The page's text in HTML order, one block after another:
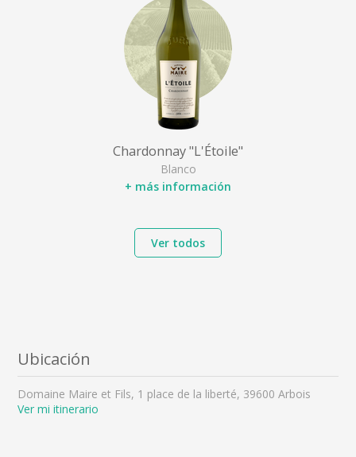
Chardonnay "L'Étoile"
Blanco
+ más información
Ver todos
Ubicación
Domaine Maire et Fils, 1 place de la liberté, 39600 Arbois
Ver mi itinerario